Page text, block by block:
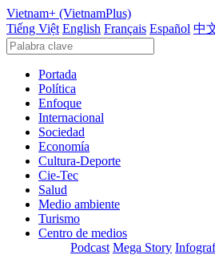
Vietnam+ (VietnamPlus)
Tiếng Việt English Français Español 中
Portada
Política
Enfoque
Internacional
Sociedad
Economía
Cultura-Deporte
Cie-Tec
Salud
Medio ambiente
Turismo
Centro de medios
Podcast Mega Story